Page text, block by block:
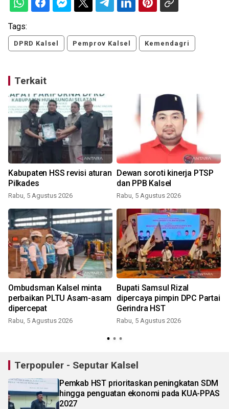
Tags:
DPRD Kalsel Pemprov Kalsel Kemendagri
Terkait
Kabupaten HSS revisi aturan
Pilkades
Rabu, 5 Agustus 2026
Dewan soroti kinerja PTSP
dan PPB Kalsel
Rabu, 5 Agustus 2026
Ombudsman Kalsel minta
perbaikan PLTU Asam-asam
dipercepat
Rabu, 5 Agustus 2026
Bupati Samsul Rizal
dipercaya pimpin DPC Partai
Gerindra HST
Rabu, 5 Agustus 2026
Terpopuler - Seputar Kalsel
Pemkab HST prioritaskan peningkatan SDM
hingga penguatan ekonomi pada KUA-PPAS
2027